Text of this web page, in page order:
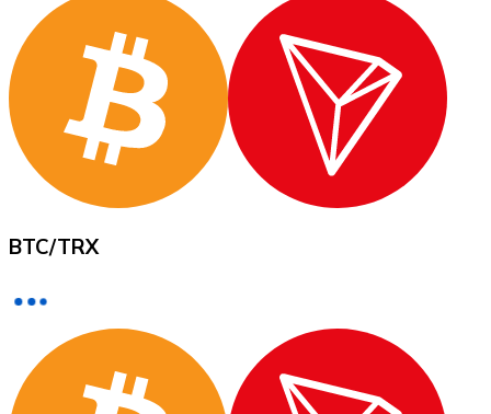
XRP
XRP
Ver todo
Transferencia SEPA
Añade fondos a tu cuenta Bitnovo o realiza compras
BTC/TRX